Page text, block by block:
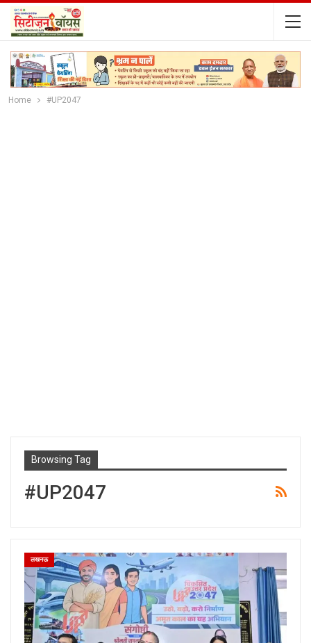
Home #UP2047
Browsing Tag
#UP2047
लखनऊ